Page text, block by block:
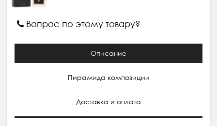
Вопрос по этому товару?
Описание
Пирамида композиции
Доставка и оплата